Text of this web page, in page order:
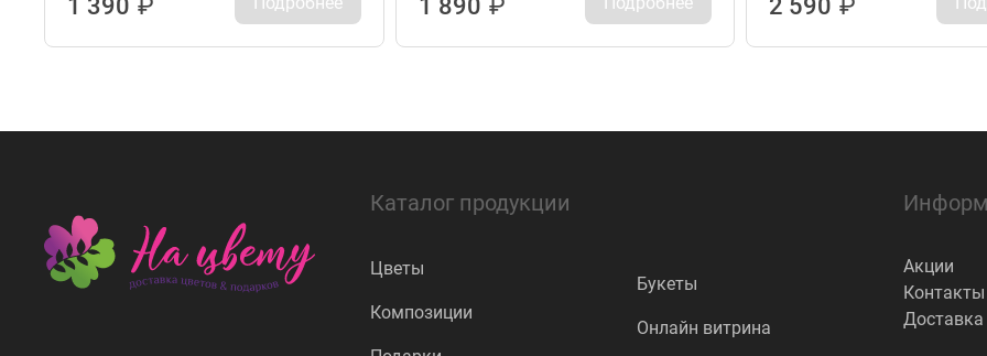
1 390 ₽ 1 890 ₽ 2 590 ₽
Каталог продукции
Цветы
Композиции
Букеты
Онлайн витрина
Акции
Контакты
Доставка